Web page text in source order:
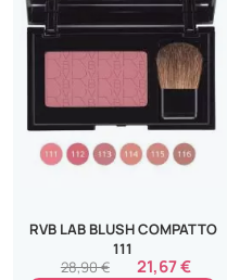
RVB LAB BLUSH COMPATTO
111
21,67 €
28,90 €